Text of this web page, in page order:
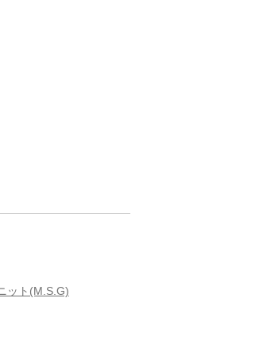
ット(M.S.G)